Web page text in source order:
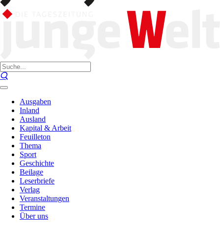
Ausgaben
Inland
Ausland
Kapital & Arbeit
Feuilleton
Thema
Sport
Geschichte
Beilage
Leserbriefe
Verlag
Veranstaltungen
Termine
Über uns